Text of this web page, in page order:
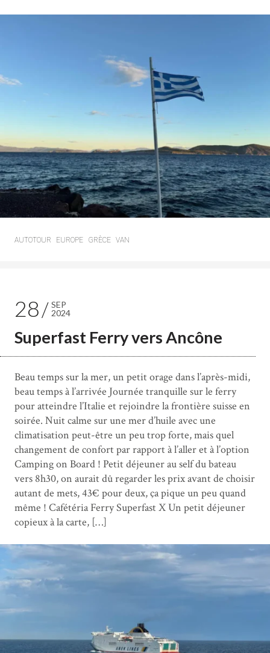
AUTOTOUR EUROPE GRÈCE VAN
28
SEP
2024
Superfast Ferry vers Ancône
Beau temps sur la mer, un petit orage dans l’après-midi,
beau temps à l’arrivée Journée tranquille sur le ferry
pour atteindre l’Italie et rejoindre la frontière suisse en
soirée. Nuit calme sur une mer d’huile avec une
climatisation peut-être un peu trop forte, mais quel
changement de confort par rapport à l’aller et à l’option
Camping on Board ! Petit déjeuner au self du bateau
vers 8h30, on aurait dû regarder les prix avant de choisir
autant de mets, 43€ pour deux, ça pique un peu quand
même ! Cafétéria Ferry Superfast X Un petit déjeuner
copieux à la carte, […]